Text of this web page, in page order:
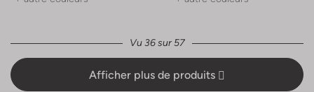
Vu 36 sur 57
Afficher plus de produits